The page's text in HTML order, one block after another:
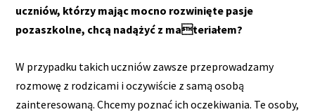
uczniów, którzy mając mocno rozwinięte pasje
pozaszkolne, chcą nadążyć z materiałem?
W przypadku takich uczniów zawsze przeprowadzamy
rozmowę z rodzicami i oczywiście z samą osobą
zainteresowaną. Chcemy poznać ich oczekiwania. Te osoby,